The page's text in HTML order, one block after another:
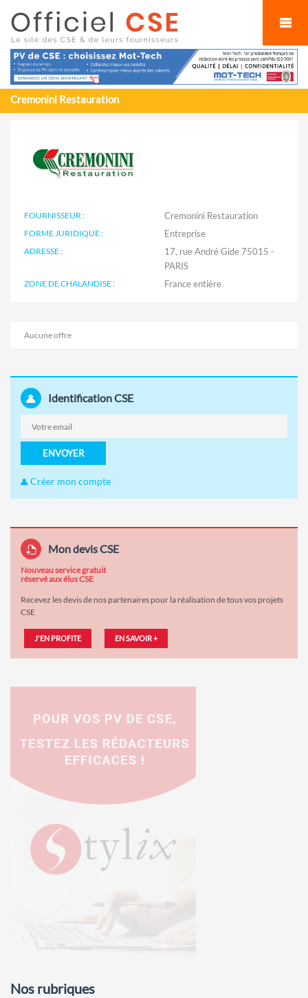
Cremonini Restauration
FOURNISSEUR : Cremonini Restauration
FORME JURIDIQUE : Entreprise
ADRESSE :
17, rue André Gide 75015 -
PARIS
ZONE DE CHALANDISE :
Aucune offre
Identification CSE
ENVOYER
Créer mon compte
Mon devis CSE
Nouveau service gratuit
réservé aux élus CSE
Recevez les devis de nos partenaires pour la réalisation de tous vos projets
CSE
J'EN PROFITE EN SAVOIR +
Nos rubriques